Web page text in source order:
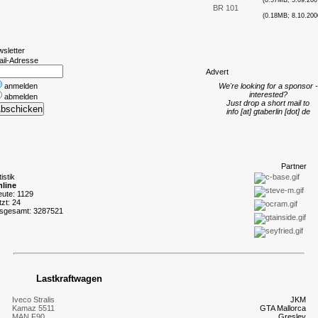
Adresse
anmelden
abmelden
1129
24
3287521
BR 101
(0.18MB;
Advert
We're looking for a sponsor -
interested?
Just drop a short mail to
info [at] gtaberlin [dot] de
Partner
Lastkraftwagen
JKM
Iveco Stralis
GTA Mallorca
Kamaz 5511